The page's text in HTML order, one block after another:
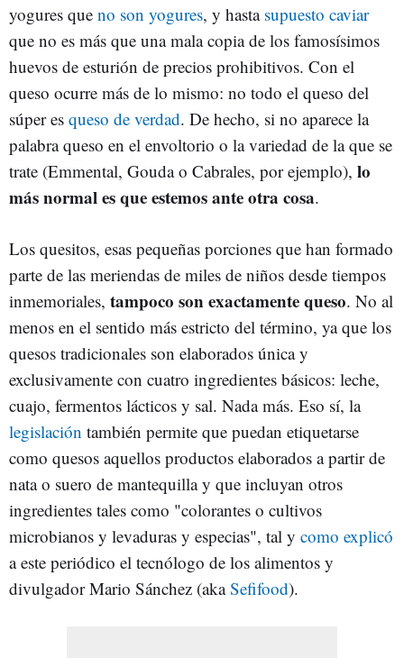
yogures que no son yogures, y hasta supuesto caviar
que no es más que una mala copia de los famosísimos
huevos de esturión de precios prohibitivos. Con el
queso ocurre más de lo mismo: no todo el queso del
súper es queso de verdad. De hecho, si no aparece la
palabra queso en el envoltorio o la variedad de la que se
trate (Emmental, Gouda o Cabrales, por ejemplo), lo
más normal es que estemos ante otra cosa.
Los quesitos, esas pequeñas porciones que han formado
parte de las meriendas de miles de niños desde tiempos
inmemoriales, tampoco son exactamente queso. No al
menos en el sentido más estricto del término, ya que los
quesos tradicionales son elaborados única y
exclusivamente con cuatro ingredientes básicos: leche,
cuajo, fermentos lácticos y sal. Nada más. Eso sí, la
legislación también permite que puedan etiquetarse
como quesos aquellos productos elaborados a partir de
nata o suero de mantequilla y que incluyan otros
ingredientes tales como "colorantes o cultivos
microbianos y levaduras y especias", tal y como explicó
a este periódico el tecnólogo de los alimentos y
divulgador Mario Sánchez (akaSefifood).